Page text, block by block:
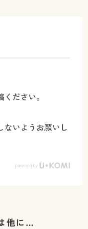
ださい。
ないようお願いし
他に…